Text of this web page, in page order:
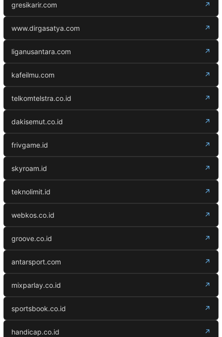
gresikarir.com ↗
www.dirgasatya.com ↗
liganusantara.com ↗
kafeilmu.com ↗
telkomtelstra.co.id ↗
dakisemut.co.id ↗
frivgame.id ↗
skyroam.id ↗
teknolimit.id ↗
webkos.co.id ↗
groove.co.id ↗
antarsport.com ↗
mixparlay.co.id ↗
sportsbook.co.id ↗
handicap.co.id ↗